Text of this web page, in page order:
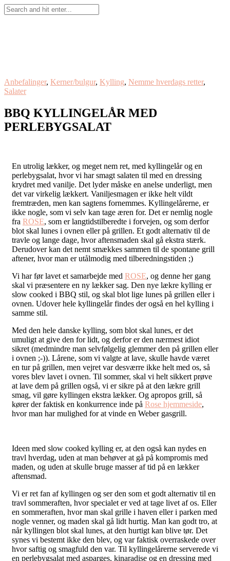
Anbefalinger, Kerner/bulgur, Kylling, Nemme hverdags retter,
Salater
BBQ KYLLINGELÅR MED
PERLEBYGSALAT
En utrolig lækker, og meget nem ret, med kyllingelår og en
perlebygsalat, hvor vi har smagt salaten til med en dressing
krydret med vanilje. Det lyder måske en anelse underligt, men
det var virkelig lækkert. Vaniljesmagen er ikke helt vildt
fremtræden, men kan sagtens fornemmes. Kyllingelårerne, er
ikke nogle, som vi selv kan tage æren for. Det er nemlig nogle
fra ROSE, som er langtidstilberedte i forvejen, og som derfor
blot skal lunes i ovnen eller på grillen. Et godt alternativ til de
travle og lange dage, hvor aftensmaden skal gå ekstra stærk.
Derudover kan det nemt smækkes sammen til de spontane grill
aftener, hvor man er utålmodig med tilberedningstiden ;)
Vi har før lavet et samarbejde med ROSE, og denne her gang
skal vi præsentere en ny lækker sag. Den nye lækre kylling er
slow cooked i BBQ stil, og skal blot lige lunes på grillen eller i
ovnen. Udover hele kyllingelår findes der også en hel kylling i
samme stil.
Med den hele danske kylling, som blot skal lunes, er det
umuligt at give den for lidt, og derfor er den nærmest idiot
sikret (medmindre man selvfølgelig glemmer den på grillen eller
i ovnen ;-)). Lårene, som vi valgte at lave, skulle havde været
en tur på grillen, men vejret var desværre ikke helt med os, så
vores blev lavet i ovnen. Til sommer, skal vi helt sikkert prøve
at lave dem på grillen også, vi er sikre på at den lækre grill
smag, vil gøre kyllingen ekstra lækker. Og apropos grill, så
kører der faktisk en konkurrence inde på Rose hjemmeside,
hvor man har mulighed for at vinde en Weber gasgrill.
Ideen med slow cooked kylling er, at den også kan nydes en
travl hverdag, uden at man behøver at gå på kompromis med
maden, og uden at skulle bruge masser af tid på en lækker
aftensmad.
Vi er ret fan af kyllingen og ser den som et godt alternativ til en
travl sommeraften, hvor specialet er ved at tage livet af os. Eller
en sommeraften, hvor man skal grille i haven eller i parken med
nogle venner, og maden skal gå lidt hurtig. Man kan godt tro, at
når kyllingen blot skal lunes, at den hurtigt kan blive tør. Det
synes vi bestemt ikke den blev, og var faktisk overraskede over
hvor saftig og smagfuld den var. Til kyllingelårerne serverede vi
en perlebygsalat med asparges, kinaradise og en dressing med